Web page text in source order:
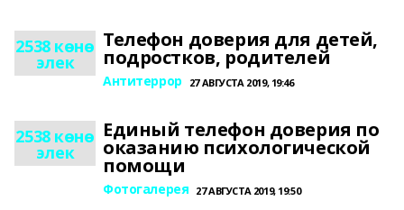
2538 көнө
элек
Телефон доверия для детей,
подростков, родителей
Антитеррор 27 АВГУСТА 2019, 19:46
2538 көнө
элек
Единый телефон доверия по
оказанию психологической
помощи
Фотогалерея 27 АВГУСТА 2019, 19:50